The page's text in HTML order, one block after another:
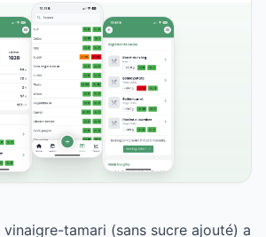
tamari (sans sucre ajouté) a